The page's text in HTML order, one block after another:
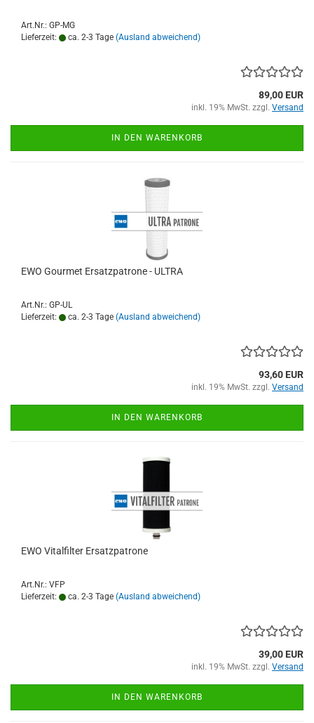
Art.Nr.: GP-MG
Lieferzeit:
ca. 2-3 Tage (Ausland abweichend)
89,00 EUR
inkl. 19% MwSt. zzgl. Versand
IN DEN WARENKORB
EWO Gourmet Ersatzpatrone - ULTRA
Art.Nr.: GP-UL
Lieferzeit:
ca. 2-3 Tage (Ausland abweichend)
93,60 EUR
inkl. 19% MwSt. zzgl. Versand
IN DEN WARENKORB
EWO Vitalfilter Ersatzpatrone
Art.Nr.: VFP
Lieferzeit:
ca. 2-3 Tage (Ausland abweichend)
39,00 EUR
inkl. 19% MwSt. zzgl. Versand
IN DEN WARENKORB